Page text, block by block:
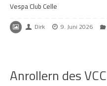
Vespa Club Celle
Dirk 9. Juni 2026
Anrollern des VCC